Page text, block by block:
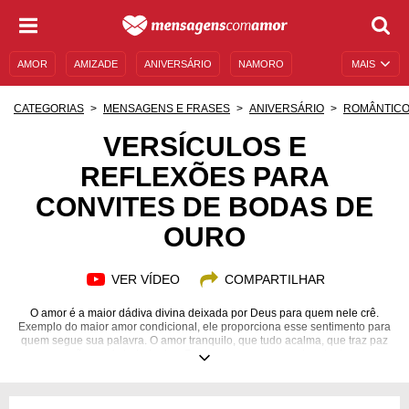
MAIS
AMOR AMIZADE ANIVERSÁRIO NAMORO
AUTOAJUDA
MENSAGENS E FRASES MENSAGENS DE ANIVERSÁRIO
ENTRETENIMENTO FAMOSOS BÍBLIA
CATEGORIAS MENSAGENS E FRASES ANIVERSÁRIO ROMÂNTICO
VERSÍCULOS E
REFLEXÕES PARA
CONVITES DE BODAS DE
OURO
VER VÍDEO COMPARTILHAR
O amor é a maior dádiva divina deixada por Deus para quem nele crê.
Exemplo do maior amor condicional, ele proporciona esse sentimento para
quem segue sua palavra. O amor tranquilo, que tudo acalma, que traz paz
aos corações mais turbulentos. Por isso, um amor que dura tantos anos